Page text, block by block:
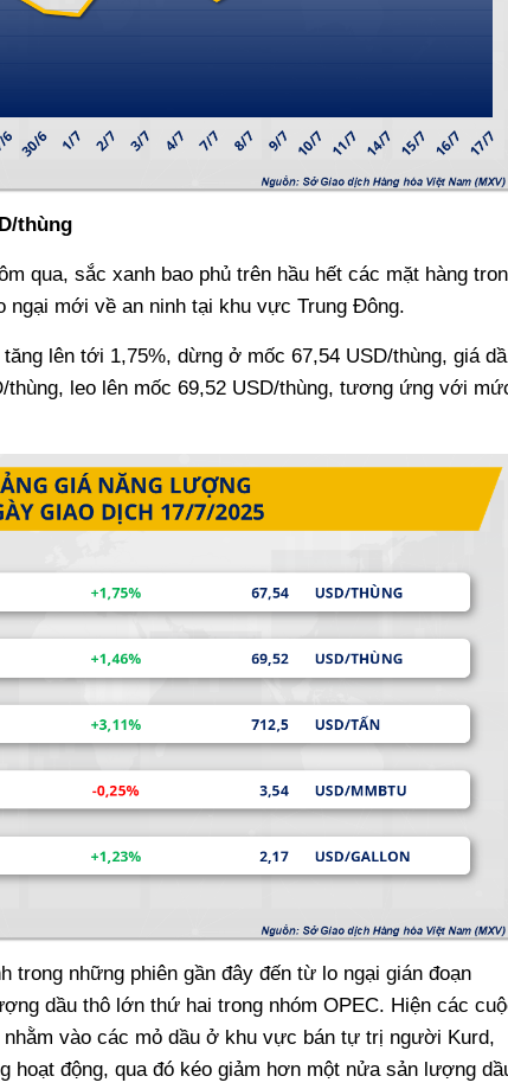
thùng
qua, sắc xanh bao phủ trên hầu hết các mặt hàng
ngại mới về an ninh tại khu vực Trung Đông.
lên tới 1,75%, dừng ở mốc 67,54 USD/thùng, giá
thùng, leo lên mốc 69,52 USD/thùng, tương ứng với
trong những phiên gần đây đến từ lo ngại gián đoạn
dầu thô lớn thứ hai trong nhóm OPEC. Hiện các
vào các mỏ dầu ở khu vực bán tự trị người Kurd,
hoạt động, qua đó kéo giảm hơn một nửa sản lượng